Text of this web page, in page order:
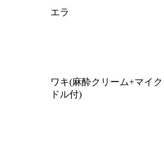
エラ
ワキ(麻酔クリーム+マイ
ドル付)